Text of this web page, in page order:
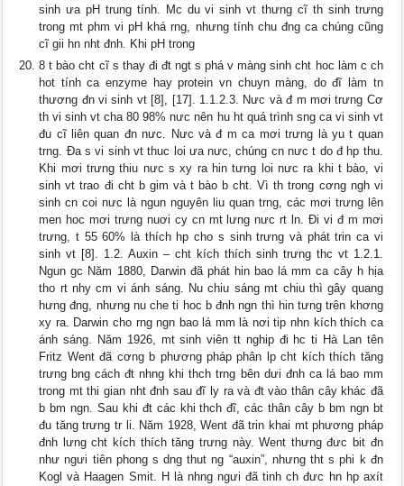
sinh ưa pH trung tính. Mc du vi sinh vt thưng cĩ th sinh trưng
trong mt phm vi pH khá rng, nhưng tính chu đng ca chúng cũng
cĩ gii hn nht đnh. Khi pH trong
8 t bào cht cĩ s thay đi đt ngt s phá v màng sinh cht hoc làm c ch
hot tính ca enzyme hay protein vn chuyn màng, do đĩ làm tn
thương đn vi sinh vt [8], [17]. 1.1.2.3. Nưc và đ m mơi trưng Cơ
th vi sinh vt cha 80 98% nưc nên hu ht quá trình sng ca vi sinh vt
đu cĩ liên quan đn nưc. Nưc và đ m ca mơi trưng là yu t quan
trng. Đa s vi sinh vt thuc loi ưa nưc, chúng cn nưc t do đ hp thu.
Khi mơi trưng thiu nưc s xy ra hin tưng loi nưc ra khi t bào, vi
sinh vt trao đi cht b gim và t bào b cht. Vì th trong cơng ngh vi
sinh cn coi nưc là ngun nguyên liu quan trng, các mơi trưng lên
men hoc mơi trưng nuơi cy cn mt lưng nưc rt ln. Đi vi đ m mơi
trưng, t 55 60% là thích hp cho s sinh trưng và phát trin ca vi
sinh vt [8]. 1.2. Auxin – cht kích thích sinh trưng thc vt 1.2.1.
Ngun gc Năm 1880, Darwin đã phát hin bao lá mm ca cây h hịa
tho rt nhy cm vi ánh sáng. Nu chiu sáng mt chiu thì gây quang
hưng đng, nhưng nu che ti hoc b đnh ngn thì hin tưng trên khơng
xy ra. Darwin cho rng ngn bao lá mm là nơi tip nhn kích thích ca
ánh sáng. Năm 1926, mt sinh viên tt nghip đi hc ti Hà Lan tên
Fritz Went đã cơng b phương pháp phân lp cht kích thích tăng
trưng bng cách đt nhng khi thch trng bên dưi đnh ca lá bao mm
trong mt thi gian nht đnh sau đĩ ly ra và đt vào thân cây khác đã
b bm ngn. Sau khi đt các khi thch đĩ, các thân cây b bm ngn bt
đu tăng trưng tr li. Năm 1928, Went đã trin khai mt phương pháp
đnh lưng cht kích thích tăng trưng này. Went thưng đưc bit đn
như ngưi tiên phong s dng thut ng “auxin”, nhưng tht s phi k đn
Kogl và Haagen Smit. H là nhng ngưi đã tinh ch đưc hn hp axít